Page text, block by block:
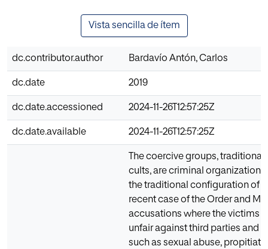
Vista sencilla de ítem
dc.contributor.author Bardavío Antón, Carlos
dc.date 2019
dc.date.accessioned 2024-11-26T12:57:25Z
dc.date.available 2024-11-26T12:57:25Z
The coercive groups,
cults, are criminal
the traditional configuration of
recent case of the Order and
accusations where the victims
unfair against third parties and
such as sexual abuse,